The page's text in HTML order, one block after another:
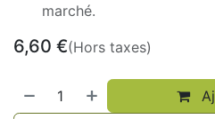
marché.
6,60 €(Hors taxes)